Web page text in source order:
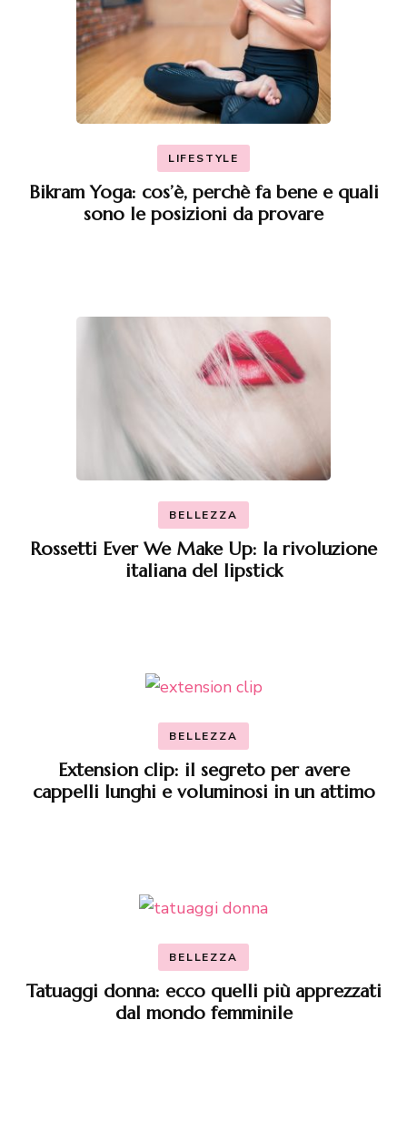
LIFESTYLE
Bikram Yoga: cos’è, perchè fa bene e quali
sono le posizioni da provare
BELLEZZA
Rossetti Ever We Make Up: la rivoluzione
italiana del lipstick
BELLEZZA
Extension clip: il segreto per avere
cappelli lunghi e voluminosi in un attimo
BELLEZZA
Tatuaggi donna: ecco quelli più apprezzati
dal mondo femminile